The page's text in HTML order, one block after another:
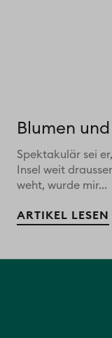
Blumen
Spektakulär sei
Insel weit
weht, wurde mir...
ARTIKEL LESEN